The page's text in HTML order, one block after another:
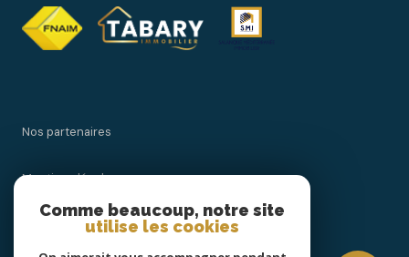
Nos partenaires
Mentions légales
Comme beaucoup, notre site
utilise les cookies